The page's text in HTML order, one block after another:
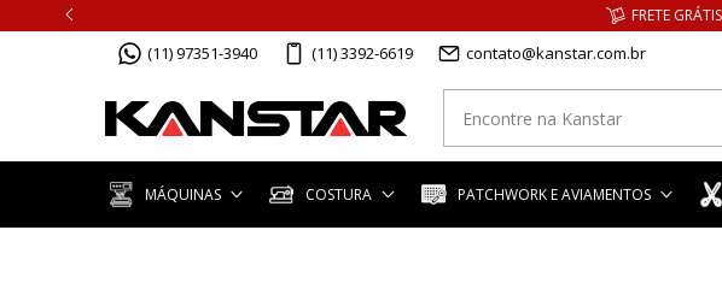
FRETE
(11) 97351-3940 (11) 3392-6619 contato@kanstar.com.br
MÁQUINAS COSTURA PATCHWORK E AVIAMENTOS